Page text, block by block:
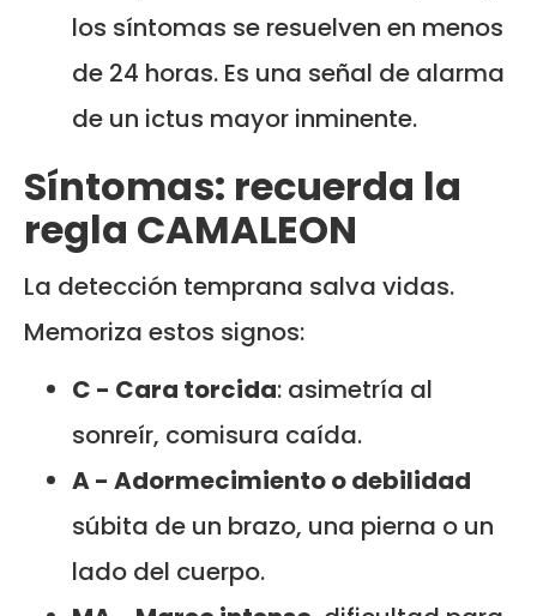
los síntomas se resuelven en menos
de 24 horas. Es una señal de alarma
de un ictus mayor inminente.
Síntomas: recuerda la
regla CAMALEON
La detección temprana salva vidas.
Memoriza estos signos:
C - Cara torcida: asimetría al
sonreír, comisura caída.
A - Adormecimiento o debilidad
súbita de un brazo, una pierna o un
lado del cuerpo.